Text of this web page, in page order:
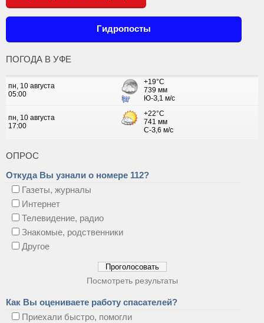
Гидропосты
ПОГОДА В УФЕ
ОПРОС
Откуда Вы узнали о номере 112?
Газеты, журналы
Интернет
Телевидение, радио
Знакомые, родственники
Другое
Посмотреть результаты
Как Вы оцениваете работу спасателей?
Приехали быстро, помогли